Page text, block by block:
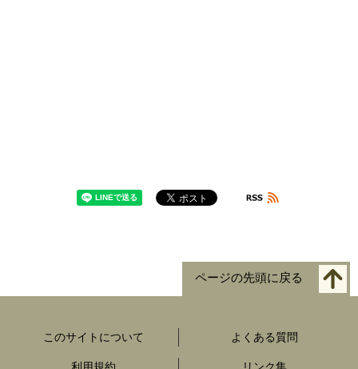
ページの先頭に戻る
このサイトについて よくある質問